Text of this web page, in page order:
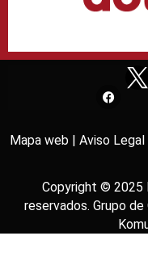
Mapa web | Aviso Legal
Copyright © 2025
reservados. Grupo